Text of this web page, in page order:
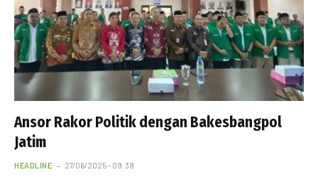
Ansor Rakor Politik dengan Bakesbangpol
Jatim
HEADLINE 27/06/2025 - 09:39